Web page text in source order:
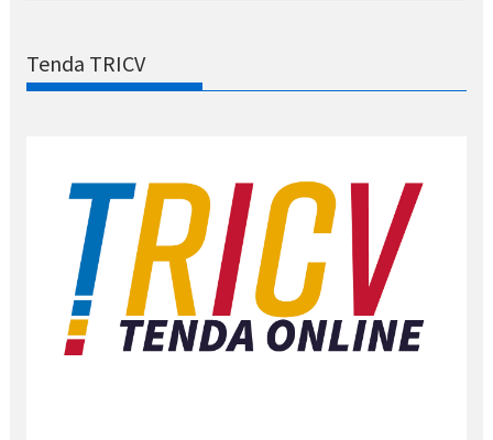
Tenda TRICV